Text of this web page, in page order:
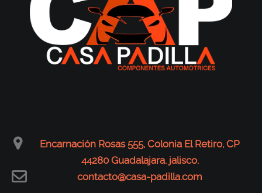
Encarnación Rosas 555, Colonia El Retiro, CP
44280 Guadalajara. jalisco.
contacto@casa-padilla.com